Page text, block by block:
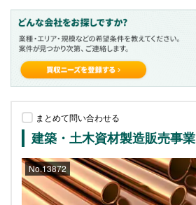
まとめて問い合わせる
建築・土木資材製造販売事業
No.13872